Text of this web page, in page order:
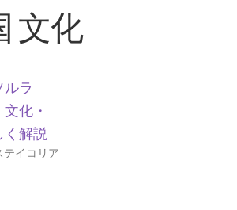
文化
ラ
化・
く解説
テイコリア